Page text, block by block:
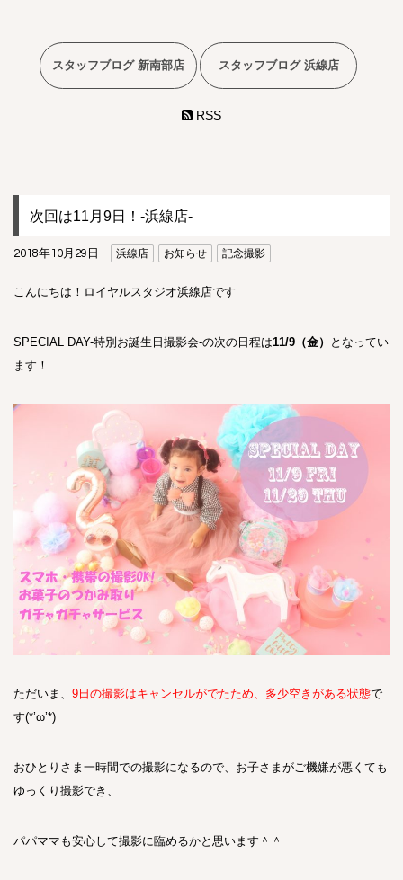
次回は11月9日！-浜線店-
2018年10月29日 浜線店 お知らせ 記念撮影
こんにちは！ロイヤルスタジオ浜線店です
SPECIAL DAY-特別お誕生日撮影会-の次の日程は11/9（金）
となってい
ます！
ただいま、 9日の撮影はキャンセルがでたため、多少空きがある状態で
す(*’ω’*)
おひとりさま一時間での撮影になるので、お子さまがご機嫌が悪くても
ゆっくり撮影でき、
パパママも安心して撮影に臨めるかと思います＾＾
スタッフブログ 新南部店 スタッフブログ 浜線店
RSS